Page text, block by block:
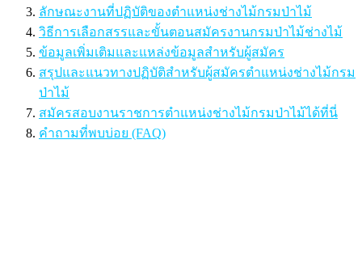
ลักษณะงานที่ปฏิบัติของตำแหน่งช่างไม้กรมป่าไม้
วิธีการเลือกสรรและขั้นตอนสมัครงานกรมป่าไม้ช่างไม้
ข้อมูลเพิ่มเติมและแหล่งข้อมูลสำหรับผู้สมัคร
สรุปและแนวทางปฏิบัติสำหรับผู้สมัครตำแหน่งช่างไม้กรม
ป่าไม้
สมัครสอบงานราชการตำแหน่งช่างไม้กรมป่าไม้ได้ที่นี่
คำถามที่พบบ่อย (FAQ)